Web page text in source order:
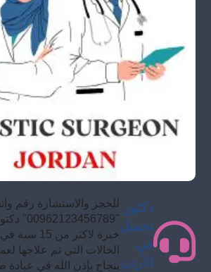
دكتور
تجميل
في
الأردن
للحجز والاستشارة رقم
خبرة لاكثر
الحالات التي تم علاجها
بنجاح بإذن الله في